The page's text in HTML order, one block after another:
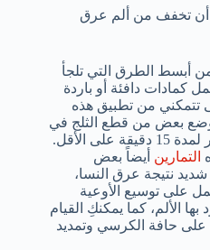
أن تخفف من ألم عرق
أبسط الطرق التي تلجأ
كمادات دافئة أو باردة
تتمكني من تطبيق هذه
بعض من قطع الثلج في
الأقل.
التمارين أيضاً بعض
نتيجة عرق النسا،
على توسيع الأوعية
الألم، كما يمكنكِ القيام
على حافة الكرسي وتمديد